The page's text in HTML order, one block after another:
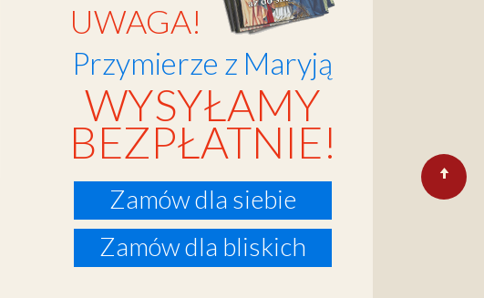
UWAGA!
Przymierze z Maryją
WYSYŁAMY
BEZPŁATNIE!
Zamów dla siebie
Zamów dla bliskich